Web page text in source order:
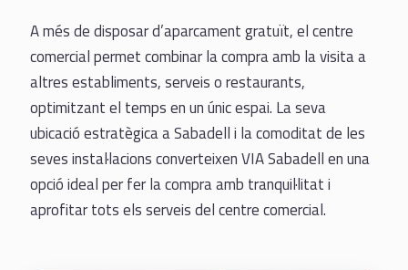
A més de disposar d’aparcament gratuït, el centre
comercial permet combinar la compra amb la visita a
altres establiments, serveis o restaurants,
optimitzant el temps en un únic espai. La seva
ubicació estratègica a Sabadell i la comoditat de les
seves instal·lacions converteixen VIA Sabadell en una
opció ideal per fer la compra amb tranquil·litat i
aprofitar tots els serveis del centre comercial.